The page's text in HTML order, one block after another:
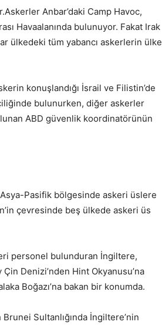
Anbar’daki Camp Havoc,
Havaalanında bulunuyor. Fakat Irak
ülkedeki tüm yabancı askerlerin ülke
konuşlandığı İsrail ve Filistin’de
bulunurken, diğer askerler
ABD güvenlik koordinatörünün
Pasifik bölgesinde askeri üslere
çevresinde beş ülkede askeri üs
personel bulunduran İngiltere,
Denizi’nden Hint Okyanusu’na
Boğazı’na bakan bir konumda.
Sultanlığında İngiltere’nin